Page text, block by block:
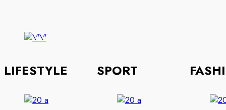
LIFESTYLE SPORT